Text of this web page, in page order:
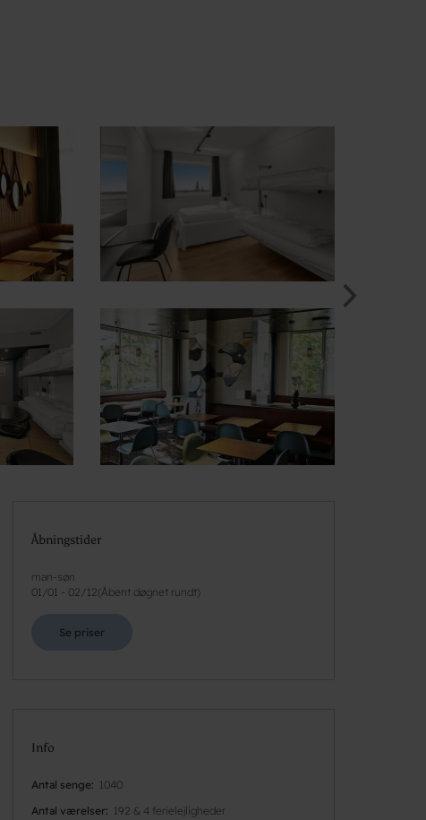
Åbningstider
man-søn
01/01 - 02/12( Åbent døgnet rundt)
Se priser
Info
Antal senge
1040
Antal værelser
192 & 4 ferielejligheder